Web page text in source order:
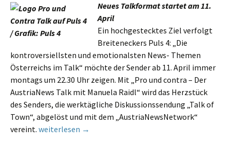
Neues Talkformat startet am 11.
April
Ein hochgestecktes Ziel verfolgt
Breiteneckers Puls 4: „Die
kontroversiellsten und emotionalsten News- Themen
Österreichs im Talk“ möchte der Sender ab 11. April immer
montags um 22.30 Uhr zeigen. Mit „Pro und contra – Der
AustriaNews Talk mit Manuela Raidl“ wird das Herzstück
des Senders, die werktägliche Diskussionssendung „Talk of
Town“, abgelöst und mit dem „AustriaNewsNetwork“
vereint. Neu auf PULS 4: “Pro und Contra – Der AustriaNews
weiterlesen →